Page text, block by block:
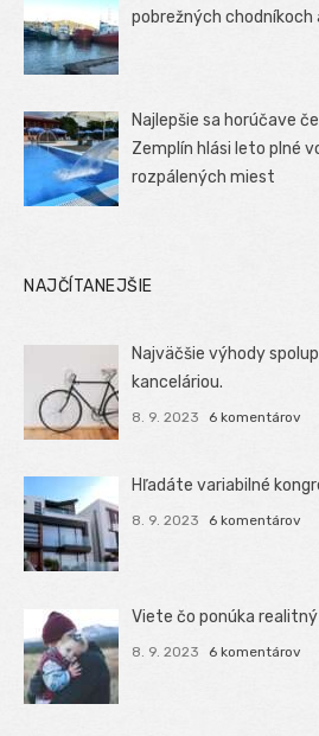
pobrežných chodníkoch
Najlepšie sa horúčave
Zemplín hlási leto plné
rozpálených miest
NAJČÍTANEJŠIE
Najväčšie výhody
kanceláriou.
8. 9. 2023 6 komentárov
Hľadáte variabilné
8. 9. 2023 6 komentárov
Viete čo ponúka
8. 9. 2023 6 komentárov